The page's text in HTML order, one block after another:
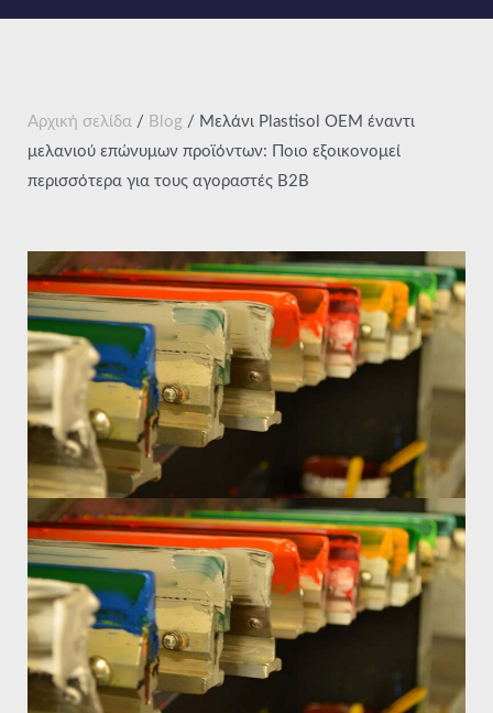
Αρχική σελίδα / Blog / Μελάνι Plastisol OEM έναντι
μελανιού επώνυμων προϊόντων: Ποιο εξοικονομεί
περισσότερα για τους αγοραστές B2B